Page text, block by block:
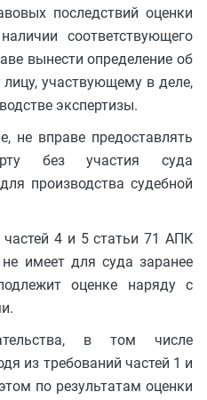
последствий оценки
соответствующего
вынести определение об
участвующему в деле,
экспертизы.
не вправе предоставлять
без участия суда
производства судебной
4 и 5 статьи 71 АПК
имеет для суда заранее
оценке наряду с
в том числе
из требований частей 1 и
по результатам оценки